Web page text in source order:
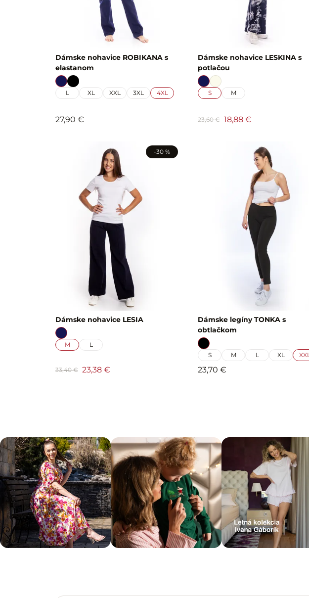
Dámske nohavice ROBIKANA s
elastanom
L XL XXL 3XL 4XL
27,90 €
Dámske nohavice LESKINA s
potlačou
S M
23,60 € 18,88 €
-30 %
Dámske nohavice LESIA
M L
33,40 € 23,38 €
Dámske legíny TONKA s
obtlačkom
S M L XL XXL
23,70 €